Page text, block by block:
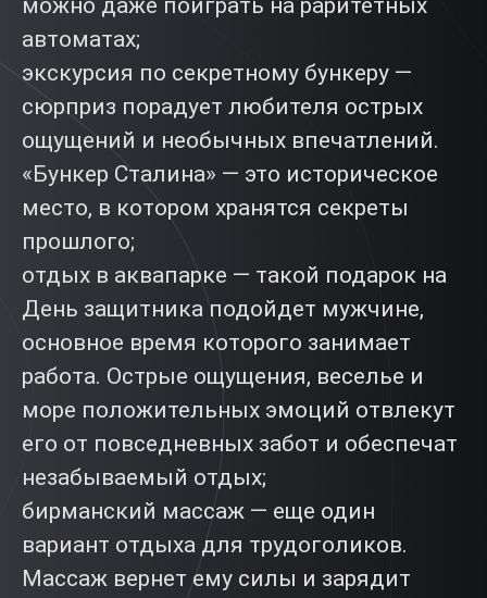
можно даже поиграть на раритетных
автоматах;
экскурсия по секретному бункеру —
сюрприз порадует любителя острых
ощущений и необычных впечатлений.
«Бункер Сталина» — это историческое
место, в котором хранятся секреты
прошлого;
отдых в аквапарке — такой подарок на
День защитника подойдет мужчине,
основное время которого занимает
работа. Острые ощущения, веселье и
море положительных эмоций отвлекут
его от повседневных забот и обеспечат
незабываемый отдых;
бирманский массаж — еще один
вариант отдыха для трудоголиков.
Массаж вернет ему силы и зарядит